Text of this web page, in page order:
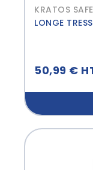
KRATOS
LONGE
50,99 €